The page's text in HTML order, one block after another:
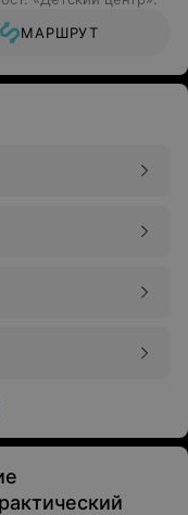
МАРШРУТ